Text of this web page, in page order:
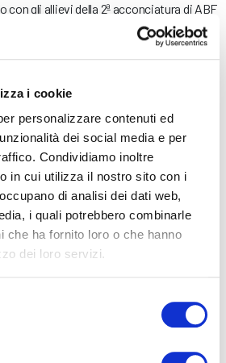
i cookie
personalizzare contenuti ed
dei social media e per
Condividiamo inoltre
in cui utilizza il nostro sito con i
di analisi dei dati web,
i quali potrebbero combinarle
che ha fornito loro o che hanno
dei loro servizi.
gli allievi della 2ª acconciatura di ABF
spirito di squadra dimostrati durante tutto
regionale è un risultato importante, ma
sport